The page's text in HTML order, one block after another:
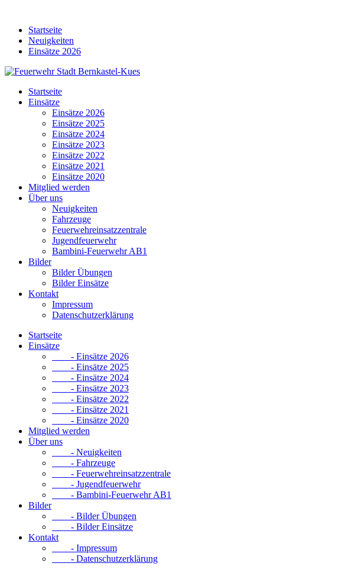
contentStartseite
Neuigkeiten
Einsätze 2026
Startseite
Einsätze
Einsätze 2026
Einsätze 2025
Einsätze 2024
Einsätze 2023
Einsätze 2022
Einsätze 2021
Einsätze 2020
Mitglied werden
Über uns
Neuigkeiten
Fahrzeuge
Feuerwehreinsatzzentrale
Jugendfeuerwehr
Bambini-Feuerwehr AB1
Bilder
Bilder Übungen
Bilder Einsätze
Kontakt
Impressum
Datenschutzerklärung
Startseite
Einsätze
- Einsätze 2026
- Einsätze 2025
- Einsätze 2024
- Einsätze 2023
- Einsätze 2022
- Einsätze 2021
- Einsätze 2020
Mitglied werden
Über uns
- Neuigkeiten
- Fahrzeuge
- Feuerwehreinsatzzentrale
- Jugendfeuerwehr
- Bambini-Feuerwehr AB1
Bilder
- Bilder Übungen
- Bilder Einsätze
Kontakt
- Impressum
- Datenschutzerklärung